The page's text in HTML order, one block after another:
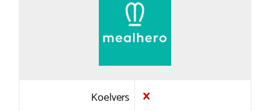
Koelvers